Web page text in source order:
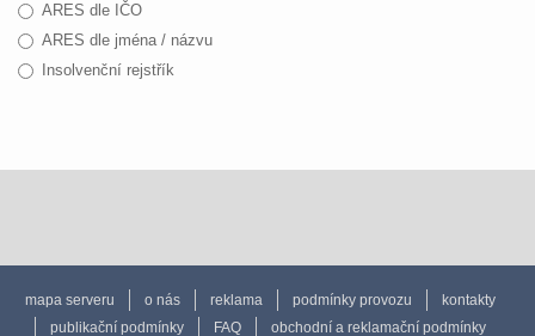
ARES dle IČO
ARES dle jména / názvu
Insolvenční rejstřík
mapa serveru o nás reklama podmínky provozu
kontakty
publikační podmínky
FAQ obchodní a reklamační podmínky